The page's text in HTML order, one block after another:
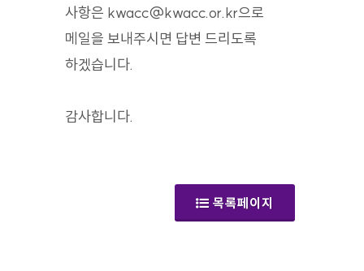
사항은 kwacc@kwacc.or.kr으로
메일을 보내주시면 답변 드리도록
하겠습니다.
감사합니다.
(공지사항)
목록페이지